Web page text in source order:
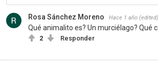
Rosa Sánchez Moreno Hace 1 año (edited)
Qué animalito es? Un murciélago? Qué
2 Responder